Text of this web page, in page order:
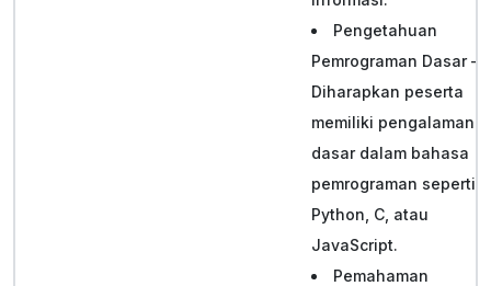
Pengetahuan
Pemrograman Dasar –
Diharapkan peserta
memiliki pengalaman
dasar dalam bahasa
pemrograman seperti
Python, C, atau
JavaScript.
Pemahaman